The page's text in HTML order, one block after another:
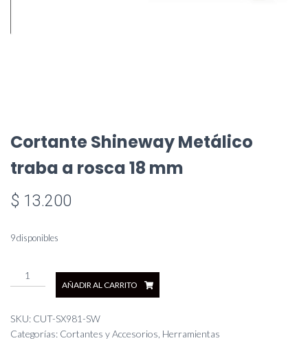
Cortante Shineway Metálico
traba a rosca 18 mm
$ 13.200
9 disponibles
Cortante
Shineway
traba
a
AÑADIR AL CARRITO
SKU: CUT-SX981-SW
Categorías: Cortantes y Accesorios Herramientas